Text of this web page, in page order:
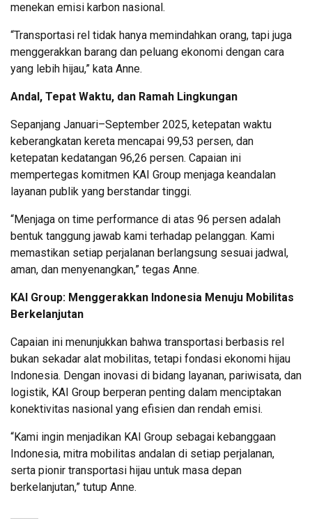
menekan emisi karbon nasional.
“Transportasi rel tidak hanya memindahkan orang, tapi juga
menggerakkan barang dan peluang ekonomi dengan cara
yang lebih hijau,” kata Anne.
Andal, Tepat Waktu, dan Ramah Lingkungan
Sepanjang Januari–September 2025, ketepatan waktu
keberangkatan kereta mencapai 99,53 persen, dan
ketepatan kedatangan 96,26 persen. Capaian ini
mempertegas komitmen KAI Group menjaga keandalan
layanan publik yang berstandar tinggi.
“Menjaga on time performance di atas 96 persen adalah
bentuk tanggung jawab kami terhadap pelanggan. Kami
memastikan setiap perjalanan berlangsung sesuai jadwal,
aman, dan menyenangkan,” tegas Anne.
KAI Group: Menggerakkan Indonesia Menuju Mobilitas
Berkelanjutan
Capaian ini menunjukkan bahwa transportasi berbasis rel
bukan sekadar alat mobilitas, tetapi fondasi ekonomi hijau
Indonesia. Dengan inovasi di bidang layanan, pariwisata, dan
logistik, KAI Group berperan penting dalam menciptakan
konektivitas nasional yang efisien dan rendah emisi.
“Kami ingin menjadikan KAI Group sebagai kebanggaan
Indonesia, mitra mobilitas andalan di setiap perjalanan,
serta pionir transportasi hijau untuk masa depan
berkelanjutan,” tutup Anne.